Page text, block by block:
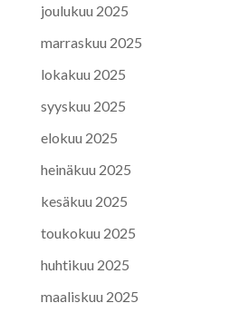
joulukuu 2025
marraskuu 2025
lokakuu 2025
syyskuu 2025
elokuu 2025
heinäkuu 2025
kesäkuu 2025
toukokuu 2025
huhtikuu 2025
maaliskuu 2025